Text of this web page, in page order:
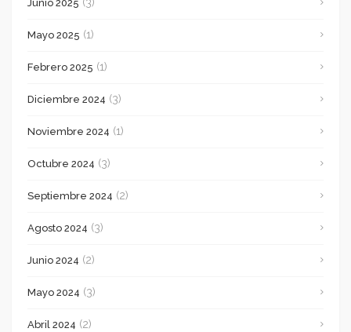
Junio 2025 (3)
Mayo 2025 (1)
Febrero 2025 (1)
Diciembre 2024 (3)
Noviembre 2024 (1)
Octubre 2024 (3)
Septiembre 2024 (2)
Agosto 2024 (3)
Junio 2024 (2)
Mayo 2024 (3)
Abril 2024 (2)